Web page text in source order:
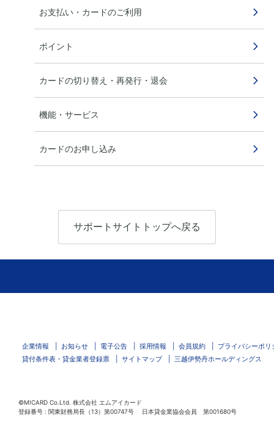
お支払い・カードのご利用
ポイント
カードの切り替え・再発行・退会
機能・サービス
カードのお申し込み
サポートサイトトップへ戻る
企業情報 お知らせ 電子公告 採用情報 会員規約
プライバシーポリ
貸付条件表・貸金業者登録票
サイトマップ 三越伊勢丹ホールディングス
©MICARD Co.Ltd. 株式会社 エムアイカード
登録番号 : 関東財務局長（13）第00747号 日本貸金業協会会員 第001680号